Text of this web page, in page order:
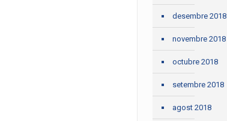
desembre 2018
novembre 2018
octubre 2018
setembre 2018
agost 2018